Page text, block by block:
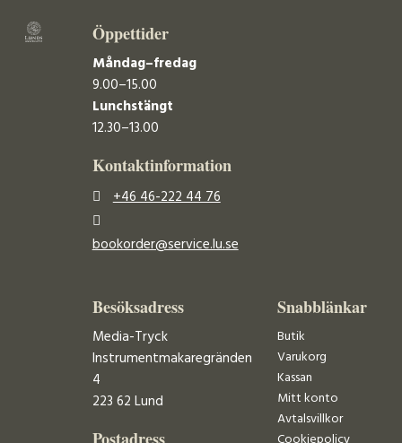
Öppettider
Måndag–fredag
9.00–15.00
Lunchstängt
12.30–13.00
Kontaktinformation
+46 46-222 44 76
bookorder@service.lu.se
Besöksadress
Media-Tryck
Instrumentmakaregränden
4
223 62 Lund
Postadress
Snabblänkar
Butik
Varukorg
Kassan
Mitt konto
Avtalsvillkor